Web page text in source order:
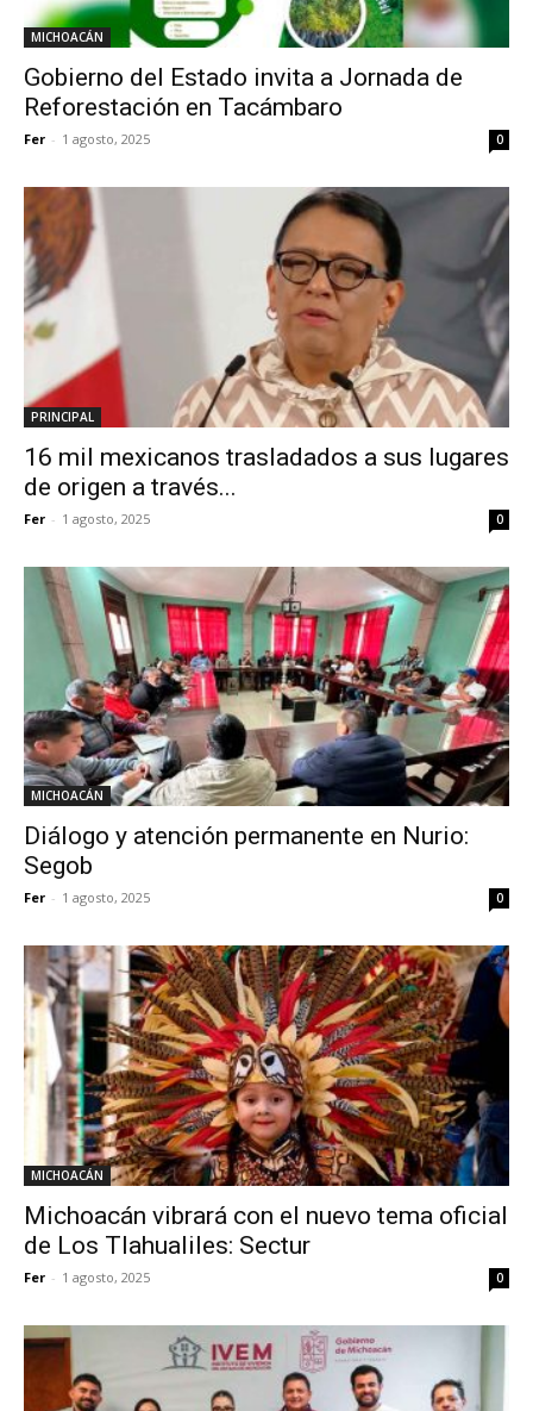
MICHOACÁN
Gobierno del Estado invita a Jornada de
Reforestación en Tacámbaro
Fer - 1 agosto, 2025 0
PRINCIPAL
16 mil mexicanos trasladados a sus lugares
de origen a través...
Fer - 1 agosto, 2025 0
MICHOACÁN
Diálogo y atención permanente en Nurio:
Segob
Fer - 1 agosto, 2025 0
MICHOACÁN
Michoacán vibrará con el nuevo tema oficial
de Los Tlahualiles: Sectur
Fer - 1 agosto, 2025 0